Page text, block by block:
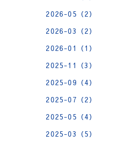
2026-05（2）
2026-03（2）
2026-01（1）
2025-11（3）
2025-09（4）
2025-07（2）
2025-05（4）
2025-03（5）